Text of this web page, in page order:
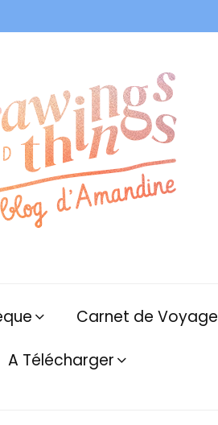
Carnet de Voyage
A Télécharger